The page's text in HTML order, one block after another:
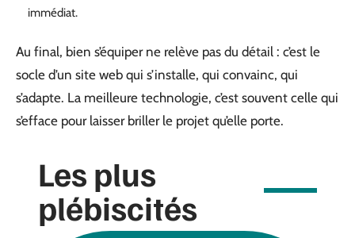
immédiat.
Au final, bien s’équiper ne relève pas du détail : c’est le
socle d’un site web qui s’installe, qui convainc, qui
s’adapte. La meilleure technologie, c’est souvent celle qui
s’efface pour laisser briller le projet qu’elle porte.
Les plus
plébiscités